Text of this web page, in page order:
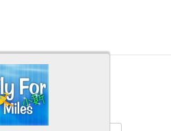
Back to top